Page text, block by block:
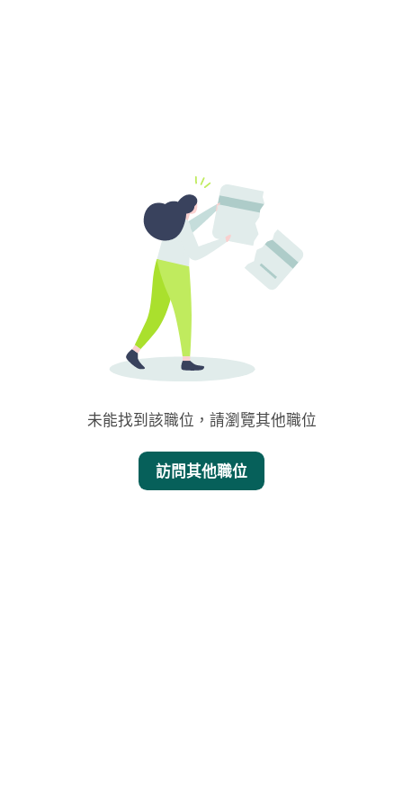
未能找到該職位，請瀏覽其他職位
訪問其他職位